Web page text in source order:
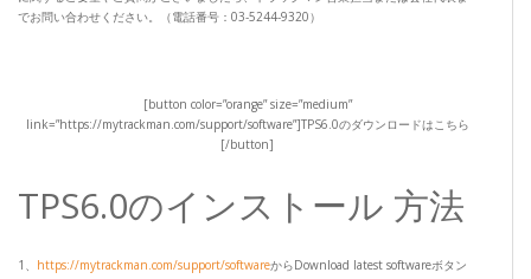
でお問い合わせください。（電話番号：03-5244-9320）
[button color=”orange” size=”medium”
link=”https://mytrackman.com/support/software”]TPS6.0のダウンロードはこちら
[/button]
TPS6.0のインストール 方法
1、 https://mytrackman.com/support/softwareからDownload latest softwareボタン